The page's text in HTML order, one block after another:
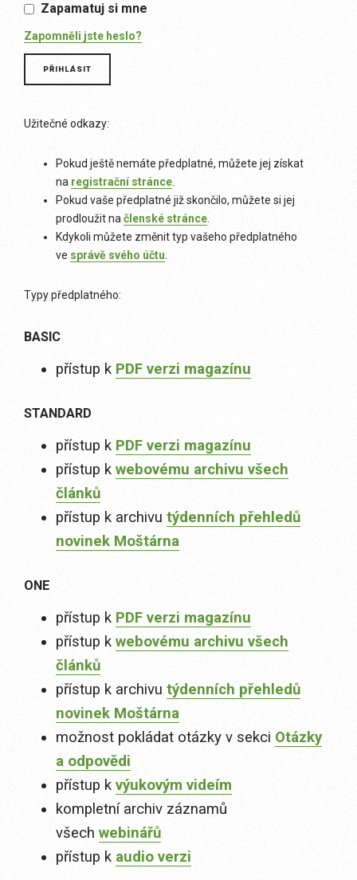
Zapamatuj si mne
Zapomněli jste heslo?
Užitečné odkazy:
Pokud ještě nemáte předplatné, můžete jej získat
na registrační stránce
Pokud vaše předplatné již skončilo, můžete si jej
prodloužit na členské stránce
Kdykoli můžete změnit typ vašeho předplatného
ve správě svého účtu
Typy předplatného:
BASIC
přístup k PDF verzi magazínu
STANDARD
přístup k PDF verzi magazínu
přístup k webovému archivu všech
článků
přístup k archivu týdenních přehledů
novinek Moštárna
ONE
přístup k PDF verzi magazínu
přístup k webovému archivu všech
článků
přístup k archivu týdenních přehledů
novinek Moštárna
možnost pokládat otázky v sekci Otázky
a odpovědi
přístup k výukovým videím
kompletní archiv záznamů
všech webinářů
přístup k audio verzi